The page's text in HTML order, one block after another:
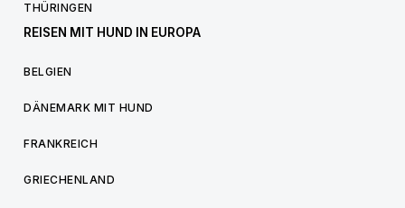
THÜRINGEN
REISEN MIT HUND IN EUROPA
BELGIEN
DÄNEMARK MIT HUND
FRANKREICH
GRIECHENLAND